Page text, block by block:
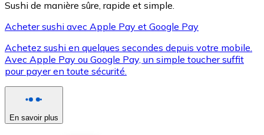
XRP
XRP
Voir toutes
Sushi de manière sûre, rapide et simple.
Acheter sushi avec Apple Pay et Google Pay
Achetez sushi en quelques secondes depuis votre mobile.
Avec Apple Pay ou Google Pay, un simple toucher suffit
pour payer en toute sécurité.
En savoir plus